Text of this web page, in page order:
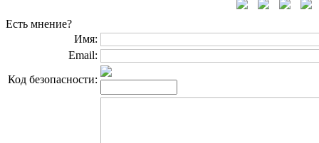
Есть мнение?
Имя:
Email:
Код безопасности: